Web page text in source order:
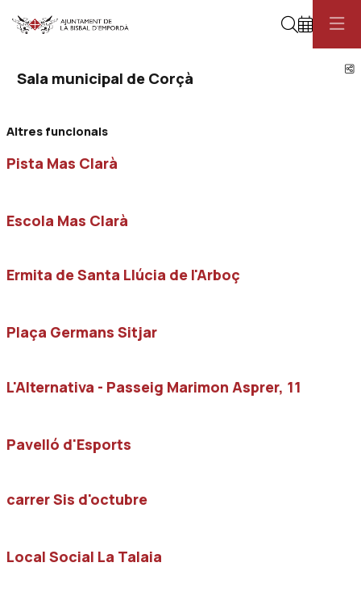
Cerca
Sala municipal de Corçà
Altres funcionals
Pista Mas Clarà
Escola Mas Clarà
Ermita de Santa Llúcia de l'Arboç
Plaça Germans Sitjar
L'Alternativa - Passeig Marimon Asprer, 11
Pavelló d'Esports
carrer Sis d'octubre
Local Social La Talaia